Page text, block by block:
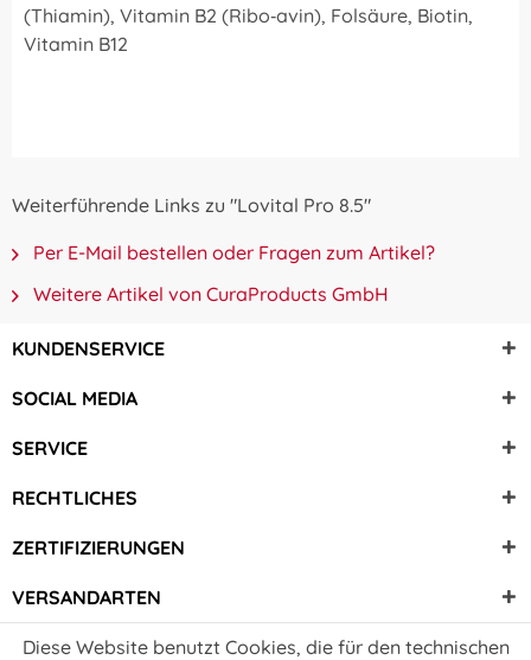
(Thiamin), Vitamin B2 (Ribo‑avin), Folsäure, Biotin,
Vitamin B12
Weiterführende Links zu "Lovital Pro 8.5"
Per E-Mail bestellen oder Fragen zum Artikel?
Weitere Artikel von CuraProducts GmbH
KUNDENSERVICE
SOCIAL MEDIA
SERVICE
RECHTLICHES
ZERTIFIZIERUNGEN
VERSANDARTEN
Diese Website benutzt Cookies, die für den technischen